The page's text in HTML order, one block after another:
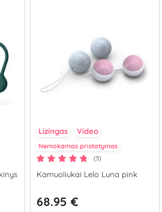
Lizingas Video
Nemokamas pristatymas
(5)
Kamuoliukai Lelo Luna pink
68.95 €